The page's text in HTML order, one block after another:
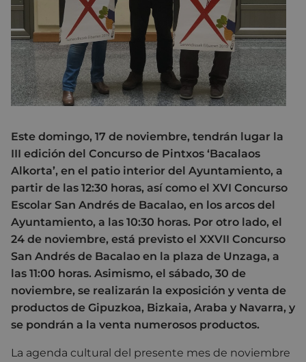
Este domingo, 17 de noviembre, tendrán lugar la
III edición del Concurso de Pintxos ‘Bacalaos
Alkorta’, en el patio interior del Ayuntamiento, a
partir de las 12:30 horas, así como el XVI Concurso
Escolar San Andrés de Bacalao, en los arcos del
Ayuntamiento, a las 10:30 horas. Por otro lado, el
24 de noviembre, está previsto el XXVII Concurso
San Andrés de Bacalao en la plaza de Unzaga, a
las 11:00 horas. Asimismo, el sábado, 30 de
noviembre, se realizarán la exposición y venta de
productos de Gipuzkoa, Bizkaia, Araba y Navarra, y
se pondrán a la venta numerosos productos.
La agenda cultural del presente mes de noviembre